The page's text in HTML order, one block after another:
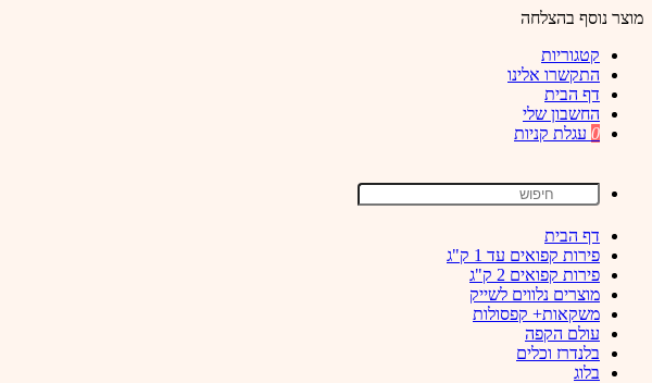
מוצר נוסף בהצלחה
קטגוריות
התקשרו אלינו
דף הבית
החשבון שלי
0 עגלת קניות
דף הבית
פירות קפואים עד 1 ק"ג
פירות קפואים 2 ק"ג
מוצרים נלווים לשייק
משקאות+ קפסולות
עולם הקפה
בלנדרז וכלים
בלוג